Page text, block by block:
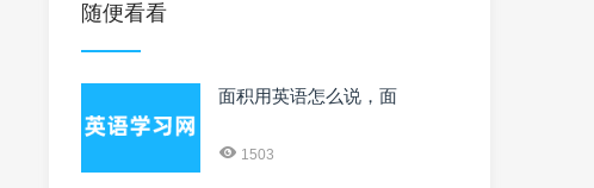
随便看看
面积用英语怎么说，面
1503